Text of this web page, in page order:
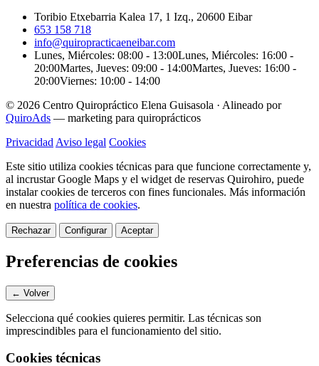
Toribio Etxebarria Kalea 17, 1 Izq., 20600 Eibar
653 158 718
info@quiropracticaeneibar.com
Lunes, Miércoles: 08:00 - 13:00Lunes, Miércoles: 16:00 -
20:00Martes, Jueves: 09:00 - 14:00Martes, Jueves: 16:00 -
20:00Viernes: 10:00 - 14:00
© 2026 Centro Quiropráctico Elena Guisasola · Alineado por
QuiroAds — marketing para quiroprácticos
Privacidad Aviso legal Cookies
Este sitio utiliza cookies técnicas para que funcione correctamente y,
al incrustar Google Maps y el widget de reservas Quirohiro, puede
instalar cookies de terceros con fines funcionales. Más información
en nuestra política de cookies.
Rechazar Configurar Aceptar
Preferencias de cookies
← Volver
Selecciona qué cookies quieres permitir. Las técnicas son
imprescindibles para el funcionamiento del sitio.
Cookies técnicas